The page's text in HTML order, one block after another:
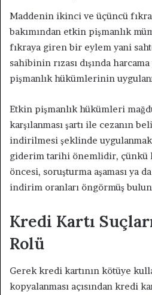
Maddenin ikinci ve üçüncü
bakımından etkin pişmanlık
fıkraya giren bir eylem yani
sahibinin rızası dışında
pişmanlık hükümlerinin
Etkin pişmanlık hükümleri
karşılanması şartı ile cezanın
indirilmesi şeklinde
giderim tarihi önemlidir, çünkü
öncesi, soruşturma aşaması ya
indirim oranları öngörmüş
Kredi Kartı
Rolü
Gerek kredi kartının kötüye
kopyalanması açısından kredi